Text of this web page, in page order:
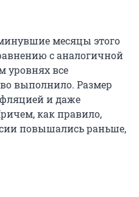
месяцы этого
с аналогичной
уровнях все
выполнило. Размер
и даже
как правило,
повышались раньше,